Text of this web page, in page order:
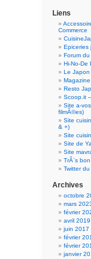
Liens
Commerce
Epiceries
Forum du
Hi-No-De
Le Japon
Resto
Scoop.it
Site a-
filmÃ©es)
Site
& +)
Site
Site de
Site
TrÃ¨s
Twitter du
Archives
octobre
mars
février
avril 2019
juin 2017
février
février
janvier